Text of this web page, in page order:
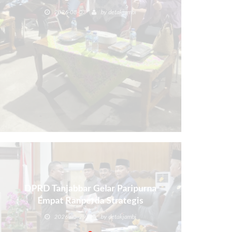
2026-08-03 by detakjambi
DPRD Tanjabbar Gelar Paripurna
Empat Ranperda Strategis
2026-05-29 by detakjambi